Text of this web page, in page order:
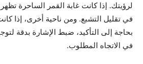
لرؤيتك. إذا كانت غابة القمر الساحرة تظهر
في تقليل التشبع. ومن ناحية أخرى، إذا
بحاجة إلى التأكيد، ضبط الإشارة بدقة
في الاتجاه المطلوب.